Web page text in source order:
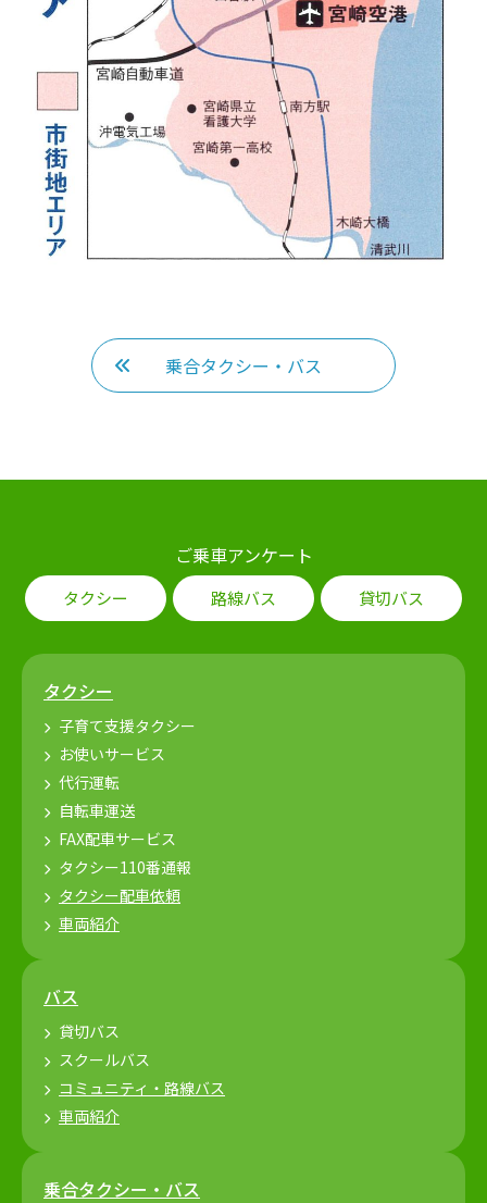
乗合タクシー・バス
ご乗車アンケート
タクシー 路線バス 貸切バス
タクシー
子育て支援タクシー
お使いサービス
代行運転
自転車運送
FAX配車サービス
タクシー110番通報
タクシー配車依頼
車両紹介
バス
貸切バス
スクールバス
コミュニティ・路線バス
車両紹介
乗合タクシー・バス